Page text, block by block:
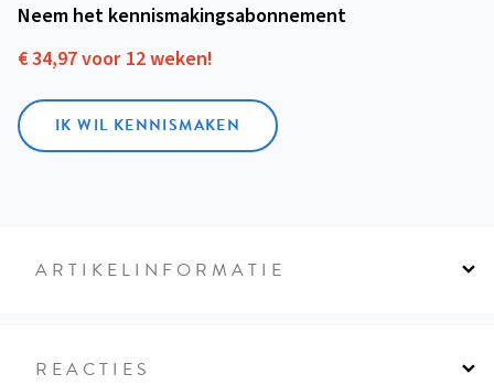
Neem het kennismakings­abonnement
€ 34,97 voor 12 weken!
IK WIL KENNISMAKEN
ARTIKELINFORMATIE
REACTIES